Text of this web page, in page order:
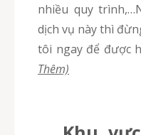
nhiều quy
dịch vụ này thì
tôi ngay để được
Thêm)